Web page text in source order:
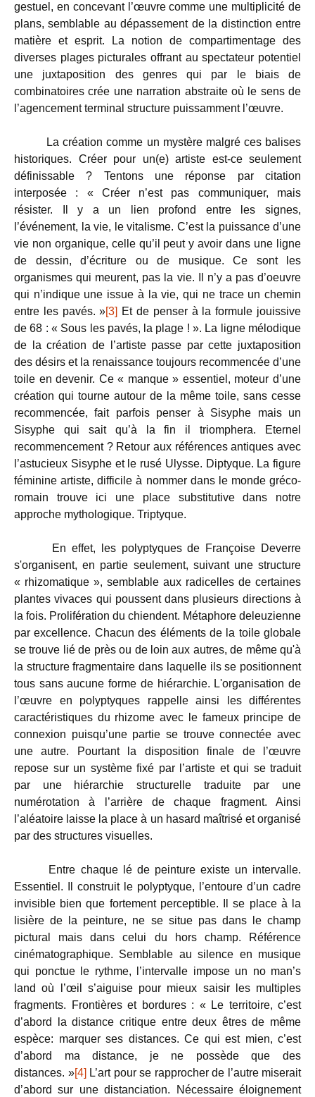
gestuel, en concevant l’œuvre comme une multiplicité de
plans, semblable au dépassement de la distinction entre
matière et esprit. La notion de compartimentage des
diverses plages picturales offrant au spectateur potentiel
une juxtaposition des genres qui par le biais de
combinatoires crée une narration abstraite où le sens de
l’agencement terminal structure puissamment l’œuvre.
La création comme un mystère malgré ces balises
historiques. Créer pour un(e) artiste est-ce seulement
définissable ? Tentons une réponse par citation
interposée : « Créer n’est pas communiquer, mais
résister. Il y a un lien profond entre les signes,
l’événement, la vie, le vitalisme. C’est la puissance d’une
vie non organique, celle qu’il peut y avoir dans une ligne
de dessin, d’écriture ou de musique. Ce sont les
organismes qui meurent, pas la vie. Il n’y a pas d’oeuvre
qui n’indique une issue à la vie, qui ne trace un chemin
entre les pavés. »[3] Et de penser à la formule jouissive
de 68 : « Sous les pavés, la plage ! ». La ligne mélodique
de la création de l’artiste passe par cette juxtaposition
des désirs et la renaissance toujours recommencée d’une
toile en devenir. Ce « manque » essentiel, moteur d’une
création qui tourne autour de la même toile, sans cesse
recommencée, fait parfois penser à Sisyphe mais un
Sisyphe qui sait qu’à la fin il triomphera. Eternel
recommencement ? Retour aux références antiques avec
l’astucieux Sisyphe et le rusé Ulysse. Diptyque. La figure
féminine artiste, difficile à nommer dans le monde gréco-
romain trouve ici une place substitutive dans notre
approche mythologique. Triptyque.
En effet, les polyptyques de Françoise Deverre
s'organisent, en partie seulement, suivant une structure
« rhizomatique », semblable aux radicelles de certaines
plantes vivaces qui poussent dans plusieurs directions à
la fois. Prolifération du chiendent. Métaphore deleuzienne
par excellence. Chacun des éléments de la toile globale
se trouve lié de près ou de loin aux autres, de même qu'à
la structure fragmentaire dans laquelle ils se positionnent
tous sans aucune forme de hiérarchie. L'organisation de
l’œuvre en polyptyques rappelle ainsi les différentes
caractéristiques du rhizome avec le fameux principe de
connexion puisqu’une partie se trouve connectée avec
une autre. Pourtant la disposition finale de l’œuvre
repose sur un système fixé par l’artiste et qui se traduit
par une hiérarchie structurelle traduite par une
numérotation à l’arrière de chaque fragment. Ainsi
l’aléatoire laisse la place à un hasard maîtrisé et organisé
par des structures visuelles.
Entre chaque lé de peinture existe un intervalle.
Essentiel. Il construit le polyptyque, l’entoure d’un cadre
invisible bien que fortement perceptible. Il se place à la
lisière de la peinture, ne se situe pas dans le champ
pictural mais dans celui du hors champ. Référence
cinématographique. Semblable au silence en musique
qui ponctue le rythme, l’intervalle impose un no man’s
land où l’œil s’aiguise pour mieux saisir les multiples
fragments. Frontières et bordures : « Le territoire, c’est
d’abord la distance critique entre deux êtres de même
espèce: marquer ses distances. Ce qui est mien, c’est
d’abord ma distance, je ne possède que des
distances. »[4] L’art pour se rapprocher de l’autre miserait
d’abord sur une distanciation. Nécessaire éloignement